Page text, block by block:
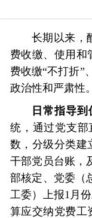
长期以来，
费收缴、使用和
费收缴“不打折”
政治性和严肃性。
日常指导
统，通过党支部
数，分级分类建
干部党员台账，
部核定、党委（
工委）上报1月
算应交纳党费工